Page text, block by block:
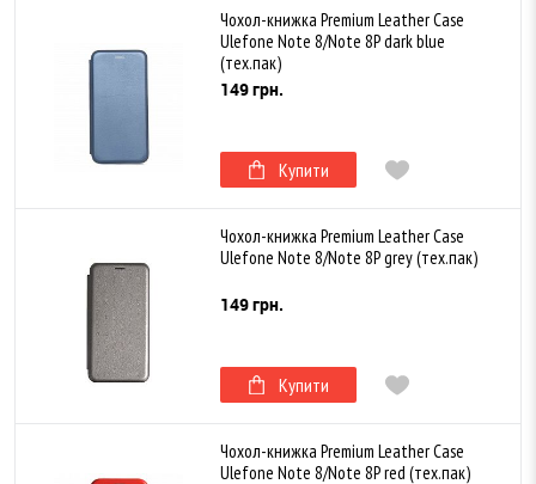
Чохол-книжка Premium Leather Case
Ulefone Note 8/Note 8P dark blue
(тех.пак)
149 грн.
Купити
Чохол-книжка Premium Leather Case
Ulefone Note 8/Note 8P grey (тех.пак)
149 грн.
Купити
Чохол-книжка Premium Leather Case
Ulefone Note 8/Note 8P red (тех.пак)